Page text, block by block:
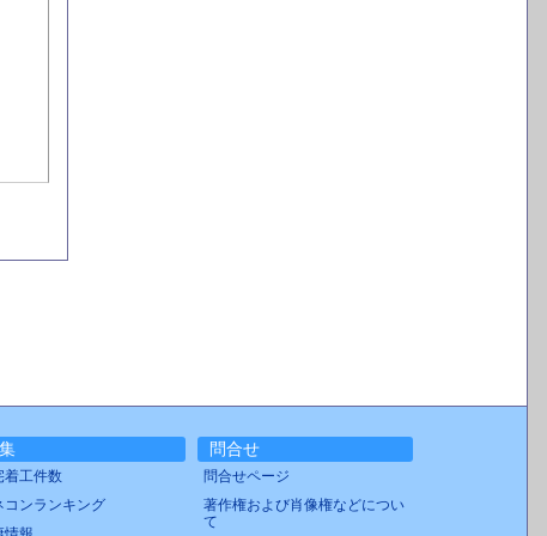
着工件数
コンランキング
問合せ
問合せページ
著作権および肖像権などについ
て